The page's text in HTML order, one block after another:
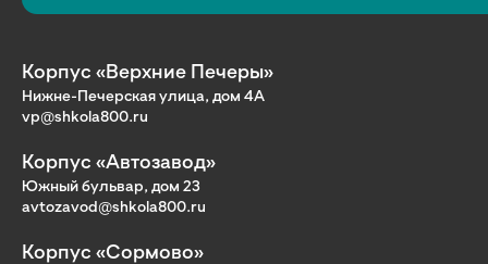
Корпус «Верхние Печеры»
Нижне-Печерская улица, дом 4А
vp@shkola800.ru
Корпус «Автозавод»
Южный бульвар, дом 23
avtozavod@shkola800.ru
Корпус «Сормово»